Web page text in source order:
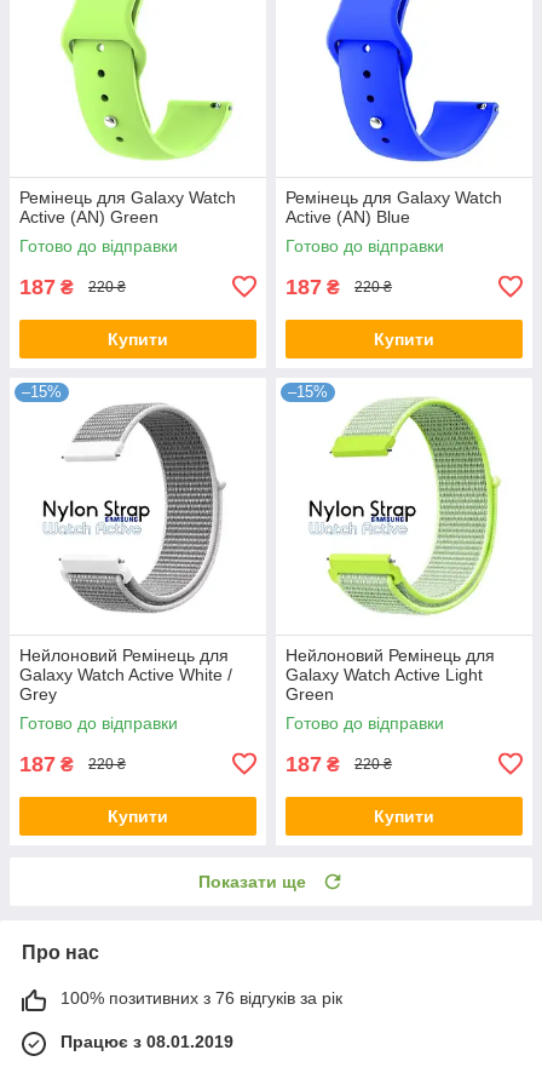
Ремінець для Galaxy Watch
Active (AN) Green
Готово до відправки
187 ₴ 220 ₴
Купити
Ремінець для Galaxy Watch
Active (AN) Blue
Готово до відправки
187 ₴ 220 ₴
Купити
–15%
Нейлоновий Ремінець для
Galaxy Watch Active White /
Grey
Готово до відправки
187 ₴ 220 ₴
Купити
–15%
Нейлоновий Ремінець для
Galaxy Watch Active Light
Green
Готово до відправки
187 ₴ 220 ₴
Купити
Показати ще
Про нас
100% позитивних з 76 відгуків за рік
Працює з 08.01.2019